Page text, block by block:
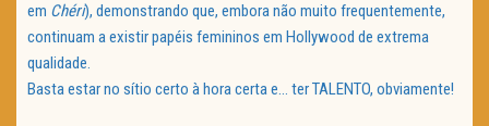
em Chéri), demonstrando que, embora não muito frequentemente,
continuam a existir papéis femininos em Hollywood de extrema
qualidade.
Basta estar no sítio certo à hora certa e… ter TALENTO, obviamente!